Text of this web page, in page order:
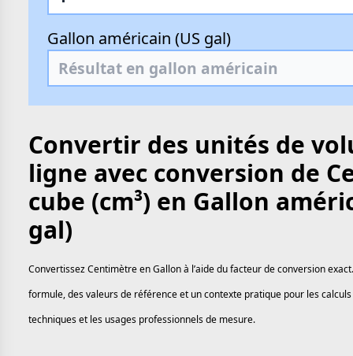
Gallon américain (US gal)
Convertir des unités de
ligne avec conversion de
cube (cm³) en Gallon
gal)
Convertissez Centimètre en Gallon à l’aide du facteur de conversion
formule, des valeurs de référence et un contexte pratique pour les
techniques et les usages professionnels de mesure.